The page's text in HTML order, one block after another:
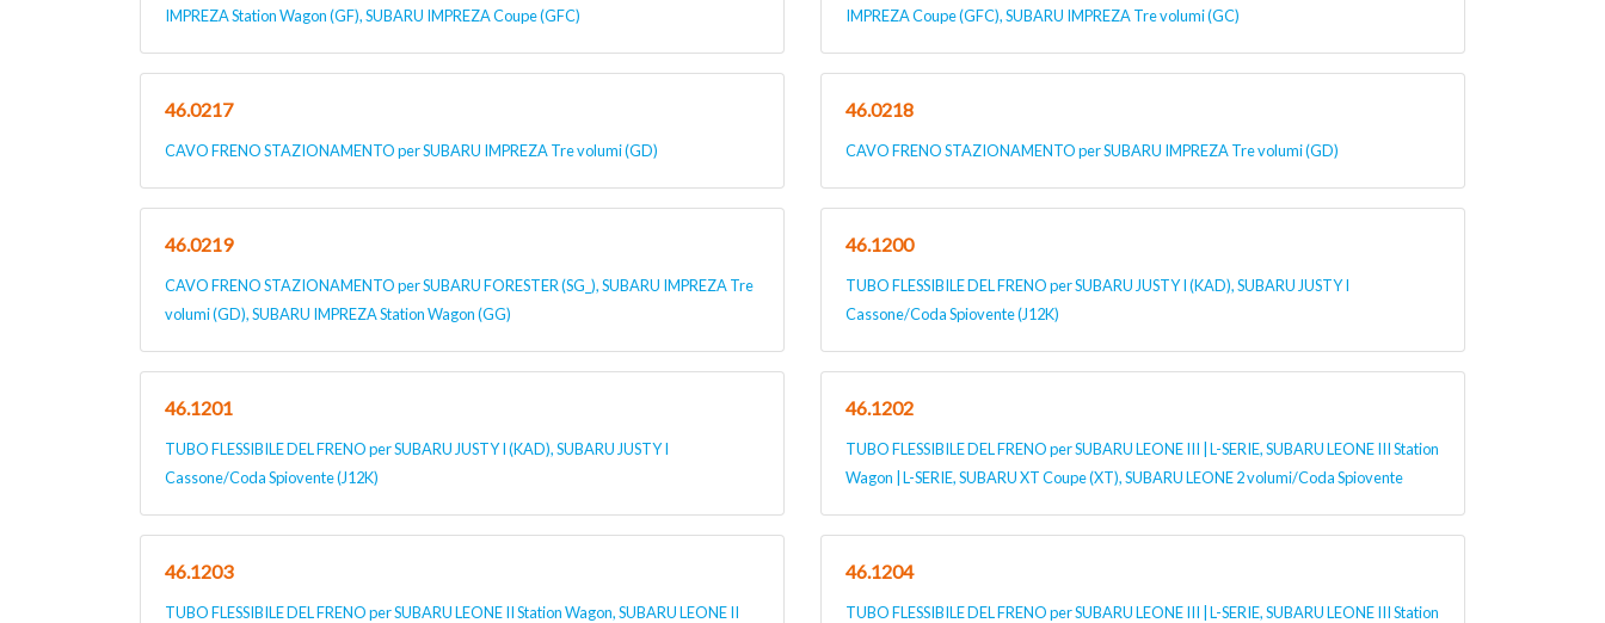
IMPREZA Station Wagon (GF), SUBARU IMPREZA Coupe (GFC)
IMPREZA Coupe (GFC), SUBARU IMPREZA Tre volumi (GC)
46.0217
CAVO FRENO STAZIONAMENTO per SUBARU IMPREZA Tre volumi (GD)
46.0218
CAVO FRENO STAZIONAMENTO per SUBARU IMPREZA Tre volumi (GD)
46.0219
CAVO FRENO STAZIONAMENTO per SUBARU FORESTER (SG_), SUBARU IMPREZA Tre
volumi (GD), SUBARU IMPREZA Station Wagon (GG)
46.1200
TUBO FLESSIBILE DEL FRENO per SUBARU JUSTY I (KAD), SUBARU JUSTY I
Cassone/Coda Spiovente (J12K)
46.1201
TUBO FLESSIBILE DEL FRENO per SUBARU JUSTY I (KAD), SUBARU JUSTY I
Cassone/Coda Spiovente (J12K)
46.1202
TUBO FLESSIBILE DEL FRENO per SUBARU LEONE III | L-SERIE, SUBARU LEONE III Station
Wagon | L-SERIE, SUBARU XT Coupe (XT), SUBARU LEONE 2 volumi/Coda Spiovente
46.1203
TUBO FLESSIBILE DEL FRENO per SUBARU LEONE II Station Wagon, SUBARU LEONE II
46.1204
TUBO FLESSIBILE DEL FRENO per SUBARU LEONE III | L-SERIE, SUBARU LEONE III Station